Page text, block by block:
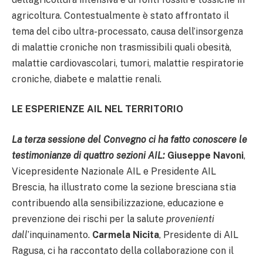
agricoltura. Contestualmente è stato affrontato il
tema del cibo ultra-processato, causa dell’insorgenza
di malattie croniche non trasmissibili quali obesità,
malattie cardiovascolari, tumori, malattie respiratorie
croniche, diabete e malattie renali.
LE ESPERIENZE AIL NEL TERRITORIO
La terza sessione del Convegno ci ha fatto conoscere le
testimonianze di quattro sezioni AIL: Giuseppe Navoni,
Vicepresidente Nazionale AIL e Presidente AIL
Brescia, ha illustrato come la sezione bresciana stia
contribuendo alla sensibilizzazione, educazione e
prevenzione dei rischi per la salute provenienti
dall’inquinamento. Carmela Nicita, Presidente di AIL
Ragusa, ci ha raccontato della collaborazione con il